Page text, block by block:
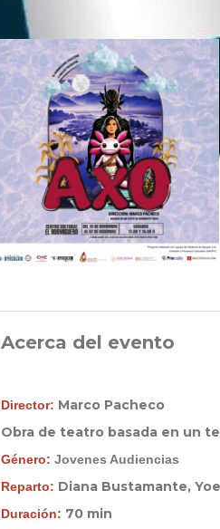
Acerca del evento
Director: Marco Pacheco
Obra de teatro basada en un
Género: Jovenes Audiencias
Reparto: Diana Bustamante,
Duración: 70 min